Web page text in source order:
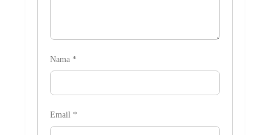
Nama *
Email *